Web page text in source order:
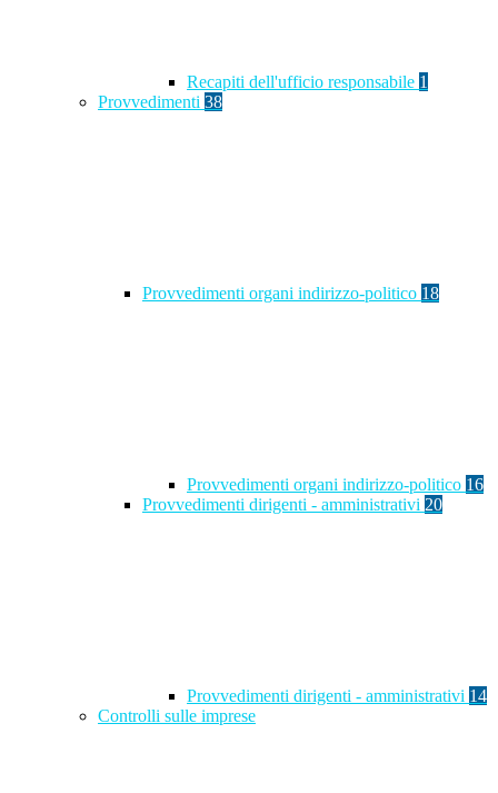
Recapiti dell'ufficio responsabile 1
Provvedimenti 38
Provvedimenti organi indirizzo-politico 18
Provvedimenti organi indirizzo-politico 16
Provvedimenti dirigenti - amministrativi 20
Provvedimenti dirigenti - amministrativi 14
Controlli sulle imprese